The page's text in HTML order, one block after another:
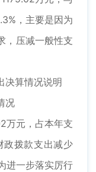
，主要是因为
，压减一般性支
算情况说明
况
元，占本年支
政拨款支出减少
进一步落实厉行